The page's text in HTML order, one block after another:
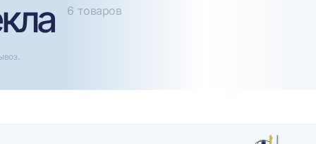
6 товаров